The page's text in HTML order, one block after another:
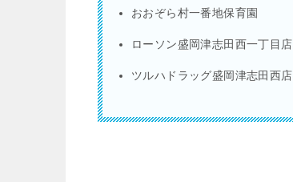
おおぞら村一番地保育園
ローソン盛岡津志田西一丁目店
ツルハドラッグ盛岡津志田西店